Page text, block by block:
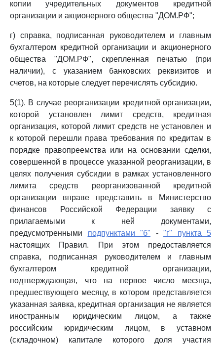
копии учредительных документов кредитной
организации и акционерного общества "ДОМ.РФ";
г) справка, подписанная руководителем и главным
бухгалтером кредитной организации и акционерного
общества "ДОМ.РФ", скрепленная печатью (при
наличии), с указанием банковских реквизитов и
счетов, на которые следует перечислять субсидию.
5(1). В случае реорганизации кредитной организации,
которой установлен лимит средств, кредитная
организация, которой лимит средств не установлен и
к которой перешли права требования по кредитам в
порядке правопреемства или на основании сделки,
совершенной в процессе указанной реорганизации, в
целях получения субсидии в рамках установленного
лимита средств реорганизованной кредитной
организации вправе представить в Министерство
финансов Российской Федерации заявку с
прилагаемыми к ней документами,
предусмотренными подпунктами "б" - "г" пункта 5
настоящих Правил. При этом предоставляется
справка, подписанная руководителем и главным
бухгалтером кредитной организации,
подтверждающая, что на первое число месяца,
предшествующего месяцу, в котором представляется
указанная заявка, кредитная организация не является
иностранным юридическим лицом, а также
российским юридическим лицом, в уставном
(складочном) капитале которого доля участия